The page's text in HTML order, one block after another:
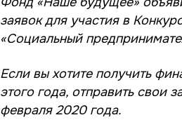
заявок для участия в
«Социальный
Если вы хотите получить
этого года, отправить свои
февраля 2020 года.